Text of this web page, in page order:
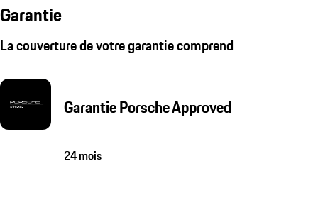
Garantie
La couverture de votre garantie comprend
Garantie Porsche Approved
24 mois